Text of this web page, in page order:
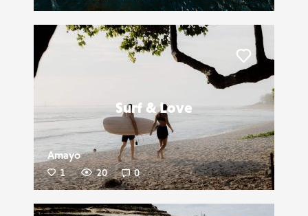
Surf & Love
Amayo
1 20 0
Liker